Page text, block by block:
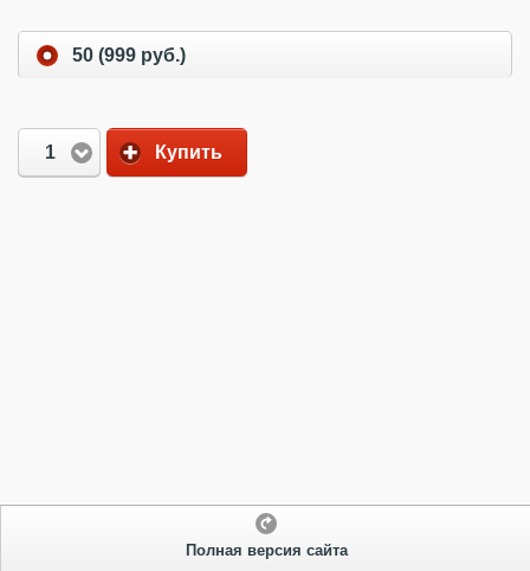
50 (999 руб.)
1 Купить
Полная версия сайта